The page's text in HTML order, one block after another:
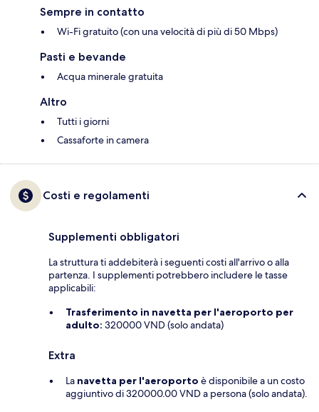
Sempre in contatto
Wi-Fi gratuito (con una velocità di più di 50 Mbps)
Pasti e bevande
Acqua minerale gratuita
Altro
Tutti i giorni
Cassaforte in camera
Costi e regolamenti
Supplementi obbligatori
La struttura ti addebiterà i seguenti costi all'arrivo o alla
partenza. I supplementi potrebbero includere le tasse
applicabili:
Trasferimento in navetta per l'aeroporto per
adulto: 320000 VND (solo andata)
Extra
La navetta per l'aeroporto è disponibile a un costo
aggiuntivo di 320000.00 VND a persona (solo andata).